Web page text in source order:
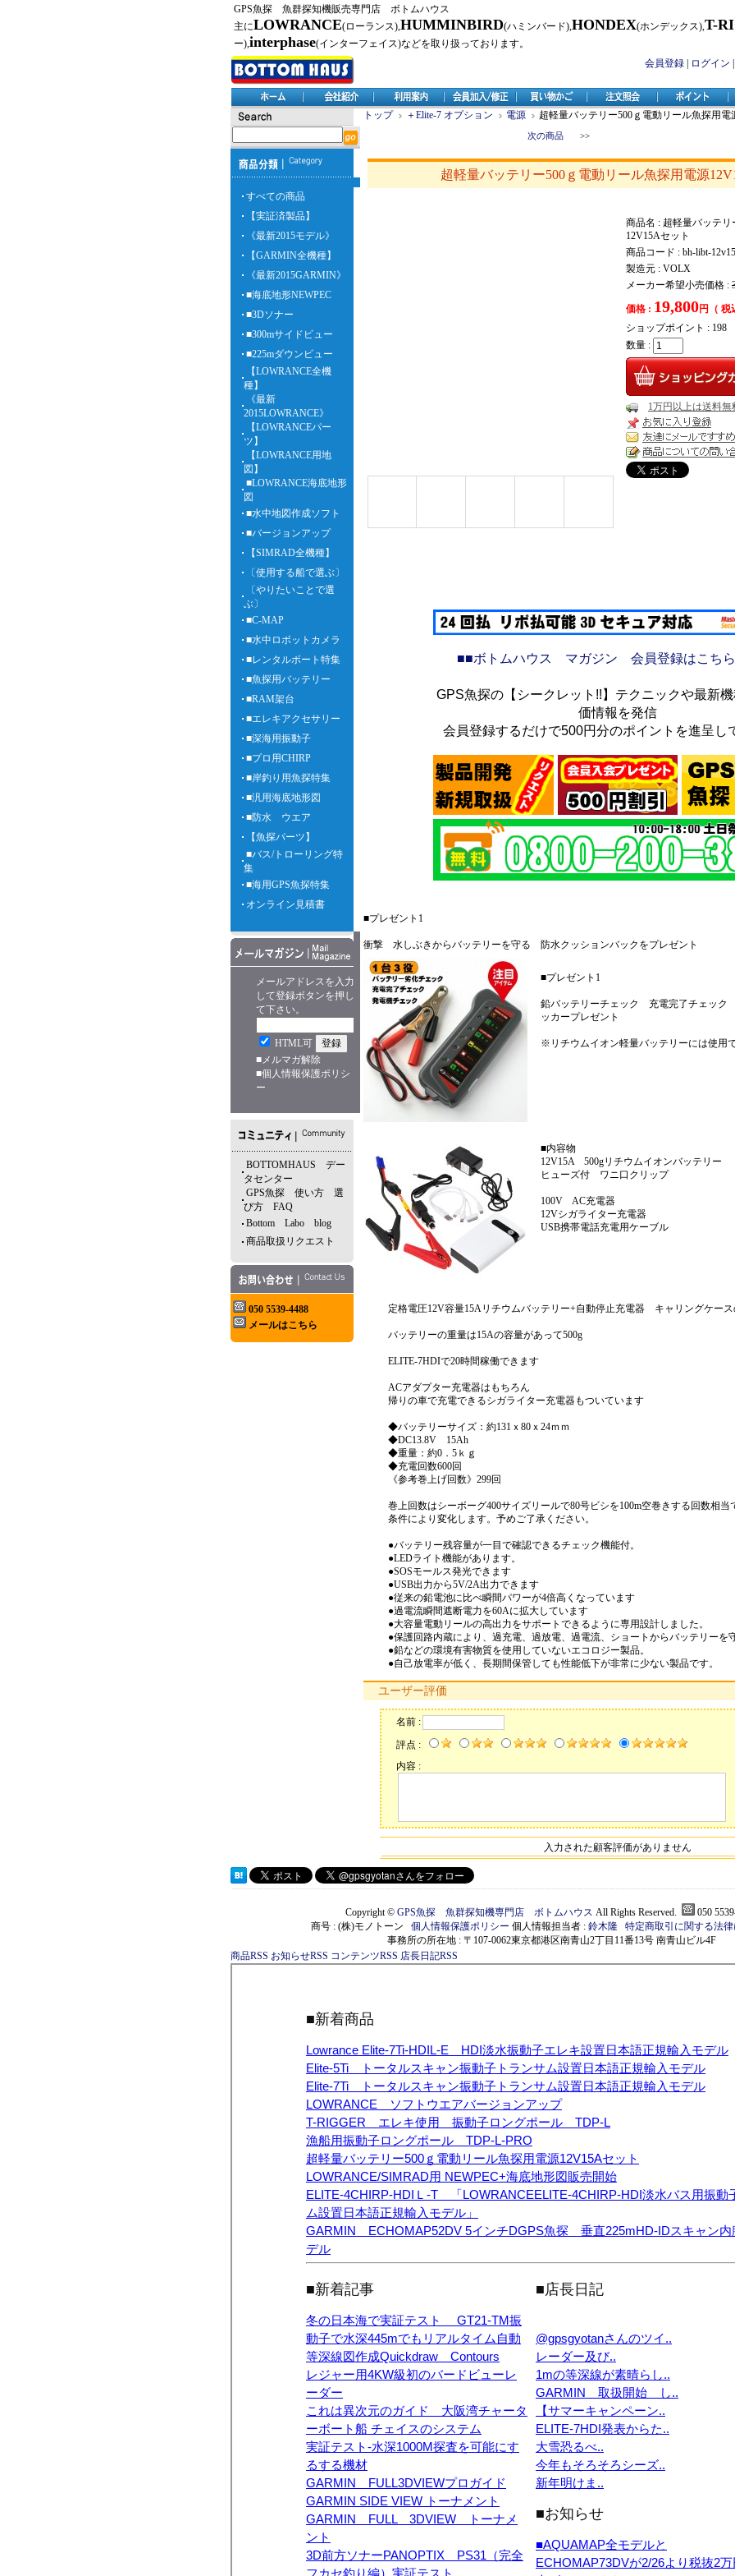
GPS魚探 魚群探知機販売専門店 ボトムハウス
主にLOWRANCE(ローランス),HUMMINBIRD(ハミンバード),HONDEX(ホンデックス),T-
ー),interphase(インターフェイス)などを取り扱っております。
会員登録
ログイン
すべての商品
【実証済製品】
《最新2015モデル》
【GARMIN全機種】
《最新2015GARMIN》
■海底地形NEWPEC
■3Dソナー
■300mサイドビュー
■225mダウンビュー
【LOWRANCE全機
種】
《最新
2015LOWRANCE》
【LOWRANCEパー
ツ】
【LOWRANCE用地
図】
■LOWRANCE海底地形
図
■水中地図作成ソフト
■バージョンアップ
【SIMRAD全機種】
〔使用する船で選ぶ〕
〔やりたいことで選
ぶ〕
■C-MAP
■水中ロボットカメラ
■レンタルボート特集
■魚探用バッテリー
■RAM架台
■エレキアクセサリー
■深海用振動子
■プロ用CHIRP
■岸釣り用魚探特集
■汎用海底地形図
■防水 ウエア
【魚探パーツ】
■バス/トローリング特
集
■海用GPS魚探特集
オンライン見積書
メールアドレスを入力
して登録ボタンを押し
て下さい。
HTML可
■メルマガ解除
■個人情報保護ポリシ
ー
BOTTOMHAUS デー
タセンター
GPS魚探 使い方 選
び方 FAQ
Bottom Labo blog
商品取扱リクエスト
050 5539-4488
メールはこちら
トップ ＋Elite-7 オプション 電源 超軽量バッテリー500ｇ電動リール魚探用電
次の商品 >>
超軽量バッテリー500ｇ電動リール魚探用電源
商品名 : 超軽量バッテ
12V15Aセット
商品コード : bh-libt-
製造元 : VOLX
メーカー希望小売価格 :
価格 : 19,800円（ 税
ショップポイント : 198
数量 :
1万円以上は送料無
■■ボトムハウス マガジン 会員登録はこち
GPS魚探の【シークレット!!】テクニックや最新
価情報を発信
会員登録するだけで500円分のポイントを進呈し
■プレゼント1
衝撃 水しぶきからバッテリーを守る 防水クッションバックをプレゼント
■プレゼント1
鉛バッテリーチェック 充電完了チェック
ッカープレゼント
※リチウムイオン軽量バッテリーには使用で
■内容物
12V15A 500gリチウムイオンバッテリー
ヒューズ付 ワニ口クリップ
100V AC充電器
12Vシガライター充電器
USB携帯電話充電用ケーブル
定格電圧12V容量15Aリチウムバッテリー+自動停止充電器 キャリングケース
バッテリーの重量は15Aの容量があって500g
ELITE-7HDIで20時間稼働できます
ACアダプター充電器はもちろん
帰りの車で充電できるシガライター充電器もついています
◆バッテリーサイズ：約131ｘ80ｘ24ｍｍ
◆DC13.8V 15Ah
◆重量：約0．5ｋｇ
◆充電回数600回
《参考巻上げ回数》299回
巻上回数はシーボーグ400サイズリールで80号ビシを100m空巻きする回数相当
条件により変化します。予めご了承ください。
●バッテリー残容量が一目で確認できるチェック機能付。
●LEDライト機能があります。
●SOSモールス発光できます
●USB出力から5V/2A出力できます
●従来の鉛電池に比べ瞬間パワーが4倍高くなっています
●過電流瞬間遮断電力を60Aに拡大しています
●大容量電動リールの高出力をサポートできるように専用設計しました。
●保護回路内蔵により、過充電、過放電、過電流、ショートからバッテリーを
●鉛などの環境有害物質を使用していないエコロジー製品。
●自己放電率が低く、長期間保管しても性能低下が非常に少ない製品です。
ユーザー評価
名前 :
評点 :
内容 :
入力された顧客評価がありません
Copyright © GPS魚探 魚群探知機専門店 ボトムハウス All Rights Reserved.
050
商号 : (株)モノトーン 個人情報保護ポリシー 個人情報担当者 : 鈴木隆
特定商取引に関する法
事務所の所在地 : 〒107-0062東京都港区南青山2丁目11番13号 南青山ビル4F
商品RSS お知らせRSS コンテンツRSS 店長日記RSS